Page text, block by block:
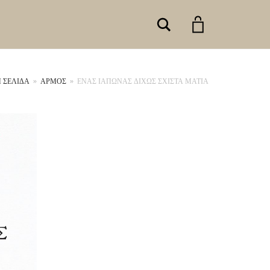
Search
» ΑΡΜΟΣ » ΕΝΑΣ ΙΑΠΩΝΑΣ ΔΙΧΩΣ ΣΧΙΣΤΑ ΜΑΤΙΑ